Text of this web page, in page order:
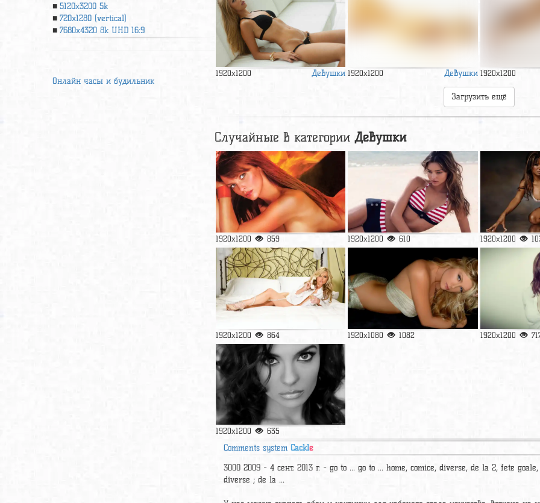
5120x3200 5k
720x1280 (vertical)
7680x4320 8k UHD 16:9
Онлайн часы и будильник
1920x1200 Девушки 1920x1200 Девушки 1920x1200
Загрузить ещё
Случайные в категорииДевушки
1920x1200 859 1920x1200 610 1920x1200
1920x1200 864 1920x1080 1082 1920x1200
1920x1200 635
Comments systemCackle
3000 2009 - 4 сент. 2013 г. - go to ... go to ... home, comice, diverse, de la 2, fete
diverse ; de la ...